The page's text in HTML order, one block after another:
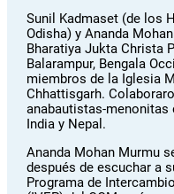
Sunil Kadmaset (de los
Odisha) y Ananda
Bharatiya Jukta Christa
Balarampur, Bengala
miembros de la Iglesia
Chhattisgarh.
anabautistas-
India y Nepal.
Ananda Mohan Murmu
después de escuchar a
Programa de